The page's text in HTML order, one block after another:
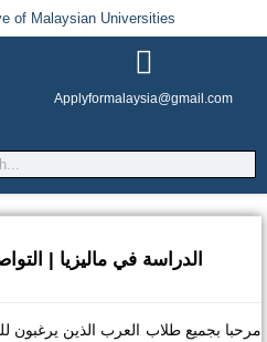
of Malaysian Universities
Applyformalaysia@gmail.com
الدراسة في مالیزیا |
مرحبا بجمیع طلاب العرب الذین یرغبون